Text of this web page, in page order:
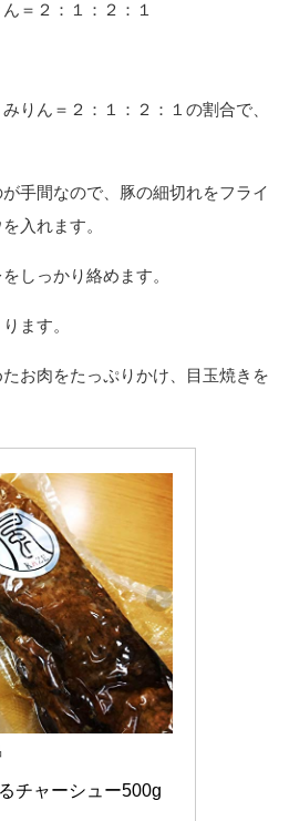
＝２：１：２：１
りん＝２：１：２：１の割合で、
手間なので、豚の細切れをフライ
入れます。
しっかり絡めます。
ます。
お肉をたっぷりかけ、目玉焼きを
チャーシュー500g